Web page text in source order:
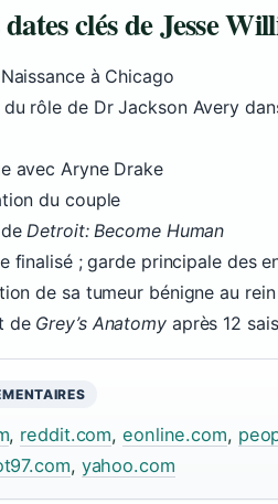
clés de Jesse
à Chicago
du rôle de Dr Jackson Avery
avec Aryne Drake
du couple
Detroit: Become Human
finalisé ; garde principale des
de sa tumeur bénigne au rein
de Grey’s Anatomyaprès 12
, reddit.com,eonline.com,
, yahoo.com